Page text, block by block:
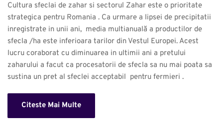
Cultura sfeclai de zahar si sectorul Zahar este o prioritate
strategica pentru Romania . Ca urmare a lipsei de precipitatii
inregistrate in unii ani,  media multianuală a productilor de
sfecla /ha este inferioara tarilor din Vestul Europei. Acest
lucru coraborat cu diminuarea in ultimii ani a pretului
zaharului a facut ca procesatorii de sfecla sa nu mai poata sa
sustina un pret al sfeclei acceptabil  pentru fermieri .
Citeste Mai Multe